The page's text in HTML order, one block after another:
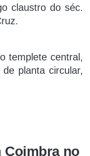
claustro do séc.
templete central,
planta circular,
Coimbra no